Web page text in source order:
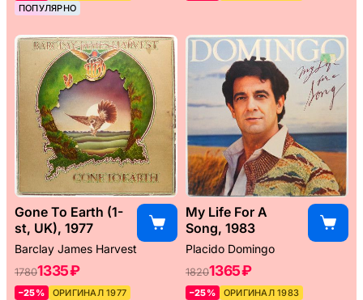
ПОПУЛЯРНО
Gone To Earth (1-
st, UK), 1977
Barclay James Harvest
17801335 ₽
–25%
ОРИГИНАЛ 1977
My Life For A
Song, 1983
Placido Domingo
18201365 ₽
–25% ОРИГИНАЛ 1983